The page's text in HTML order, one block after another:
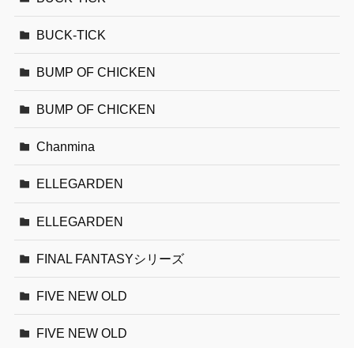
BUCK-TICK
BUMP OF CHICKEN
BUMP OF CHICKEN
Chanmina
ELLEGARDEN
ELLEGARDEN
FINAL FANTASYシリーズ
FIVE NEW OLD
FIVE NEW OLD